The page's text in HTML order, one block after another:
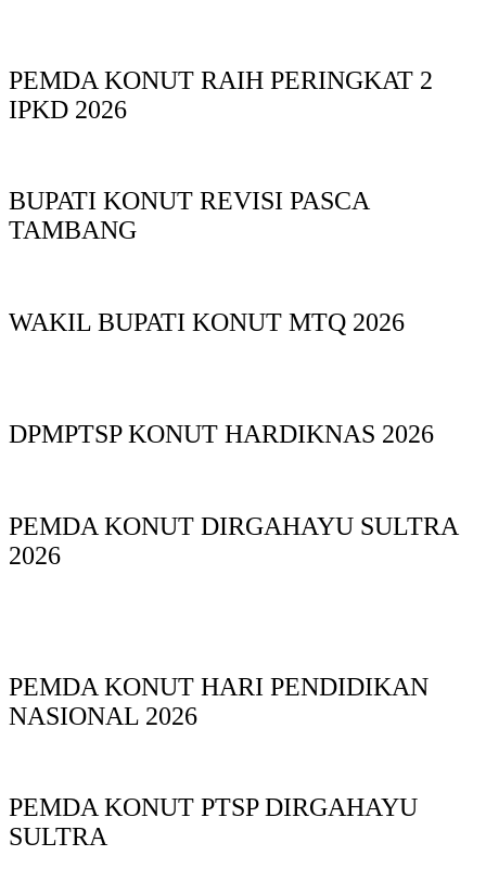
PEMDA KONUT RAIH PERINGKAT 2
IPKD 2026
BUPATI KONUT REVISI PASCA
TAMBANG
WAKIL BUPATI KONUT MTQ 2026
DPMPTSP KONUT HARDIKNAS 2026
PEMDA KONUT DIRGAHAYU SULTRA
2026
PEMDA KONUT HARI PENDIDIKAN
NASIONAL 2026
PEMDA KONUT PTSP DIRGAHAYU
SULTRA